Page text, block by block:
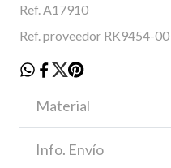
Ref. A17910
Ref. proveedor RK9454-00
Material
Info. Envío